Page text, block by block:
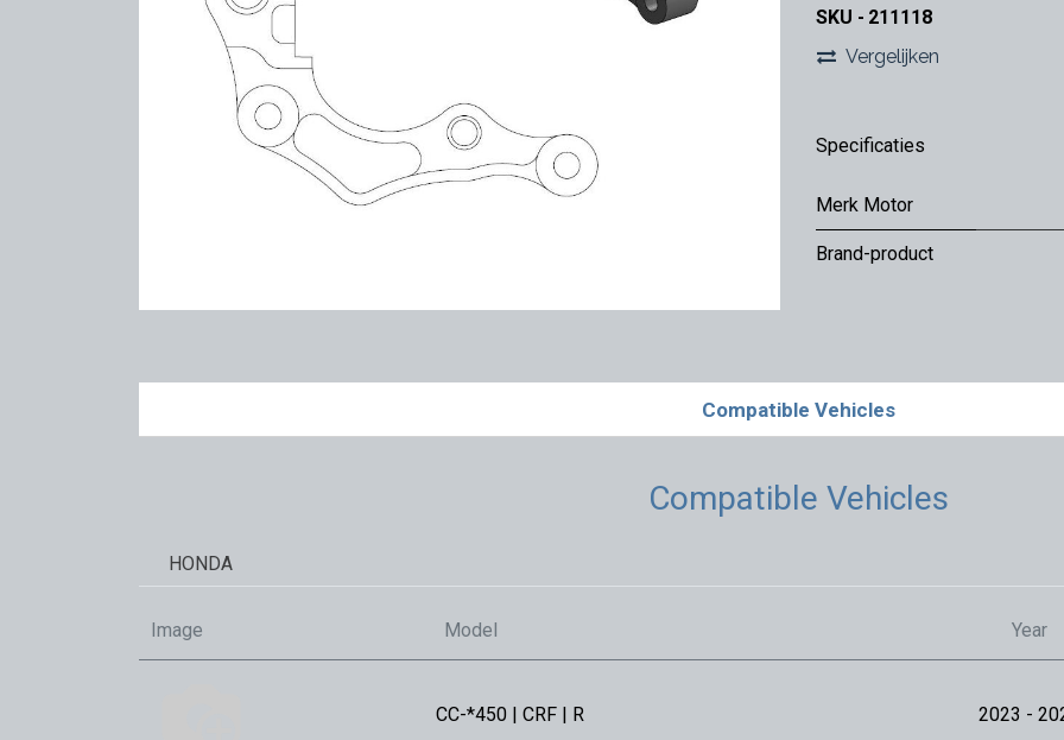
SKU - 211118
Vergelijken
Specificaties
Merk Motor
Brand-product
Compatible Vehicles
Compatible Vehicles
HONDA
Image Model Year
CC-*450 | CRF | R 2023 -